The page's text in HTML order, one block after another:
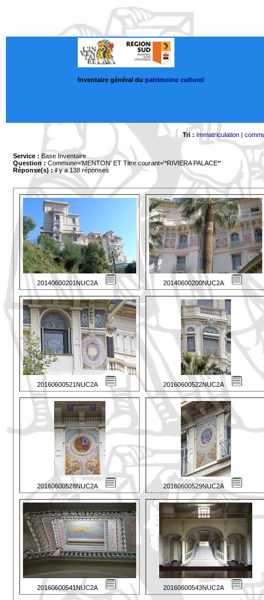
Inventaire général du patrimoine culturel
Tri : Immatriculation|
Service : Base Inventaire
Question : Commune='MENTON' ET Titre courant='*RIVIERA PALACE*'
Réponse(s) :il y a 138 réponses
20140600201NUC2A 20140600200NUC2A
20160600521NUC2A 20160600522NUC2A
20160600528NUC2A 20160600529NUC2A
20160600541NUC2A 20160600543NUC2A